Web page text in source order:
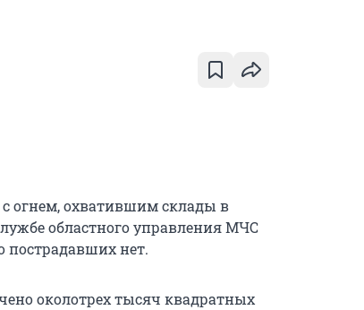
огнем, охватившим склады в
областного управления МЧС
пострадавших нет.
околотрех тысяч квадратных